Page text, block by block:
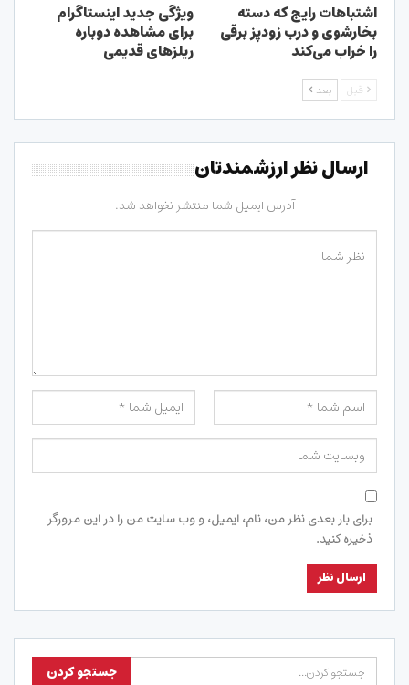
اشتباهات رایج که دسته
بخارشوی و درب زودپز برقی
را خراب می‌کند
ویژگی جدید اینستاگرام
برای مشاهده دوباره
ریلزهای قدیمی
قبل بعد
ارسال نظر ارزشمندتان
آدرس ایمیل شما منتشر نخواهد شد.
برای بار بعدی نظر من، نام، ایمیل، و وب سایت من را در این مرورگر
ذخیره کنید.